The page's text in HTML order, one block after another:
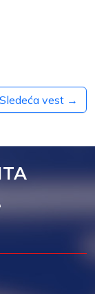
Sledeća vest →